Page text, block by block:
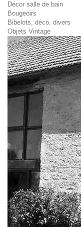
Décor salle de bain
Bougeoirs
Bibelots, déco, divers
Objets Vintage